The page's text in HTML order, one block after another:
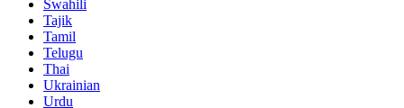
Swahili
Tajik
Tamil
Telugu
Thai
Ukrainian
Urdu